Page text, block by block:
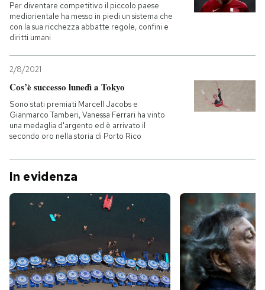
Per diventare competitivo il piccolo paese
mediorientale ha messo in piedi un sistema che
con la sua ricchezza abbatte regole, confini e
diritti umani
2/8/2021
Cos’è successo lunedì a Tokyo
Sono stati premiati Marcell Jacobs e
Gianmarco Tamberi, Vanessa Ferrari ha vinto
una medaglia d'argento ed è arrivato il
secondo oro nella storia di Porto Rico
In evidenza